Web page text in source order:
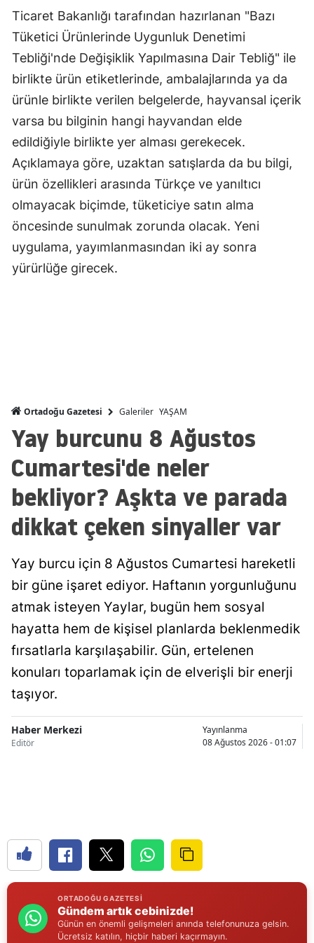
Isparta
Mersin
İstanbul
İzmir
Kars
Kastamonu
Kayseri
Kırklareli
Kırşehir
Kahramanmaraş
Mardin
Muğla
Muş
Nevşehir
Niğde
Ordu
Sakarya
Samsun
Trabzon
Şanlıurfa
Uşak
Ticaret Bakanlığı tarafından hazırlanan "Bazı
Tüketici Ürünlerinde Uygunluk Denetimi
Tebliği'nde Değişiklik Yapılmasına Dair Tebliğ" ile
birlikte ürün etiketlerinde, ambalajlarında ya da
ürünle birlikte verilen belgelerde, hayvansal içerik
varsa bu bilginin hangi hayvandan elde
edildiğiyle birlikte yer alması gerekecek.
Açıklamaya göre, uzaktan satışlarda da bu bilgi,
ürün özellikleri arasında Türkçe ve yanıltıcı
olmayacak biçimde, tüketiciye satın alma
öncesinde sunulmak zorunda olacak. Yeni
uygulama, yayımlanmasından iki ay sonra
yürürlüğe girecek.
Ortadoğu Gazetesi Galeriler YAŞAM
Yay burcunu 8 Ağustos
Cumartesi'de neler
bekliyor? Aşkta ve parada
dikkat çeken sinyaller var
Yay burcu için 8 Ağustos Cumartesi hareketli
bir güne işaret ediyor. Haftanın yorgunluğunu
atmak isteyen Yaylar, bugün hem sosyal
hayatta hem de kişisel planlarda beklenmedik
fırsatlarla karşılaşabilir. Gün, ertelenen
konuları toparlamak için de elverişli bir enerji
taşıyor.
Haber Merkezi
Editör
Yayınlanma
08 Ağustos 2026 - 01:07
ORTADOĞU GAZETESI
Gündem artık cebinizde!
Günün en önemli gelişmeleri anında telefonunuza gelsin.
Ücretsiz katılın, hiçbir haberi kaçırmayın.